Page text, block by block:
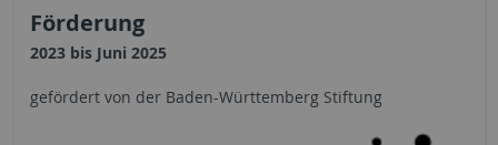
Förderung
2023 bis Juni 2025
gefördert von der Baden-Württemberg Stiftung